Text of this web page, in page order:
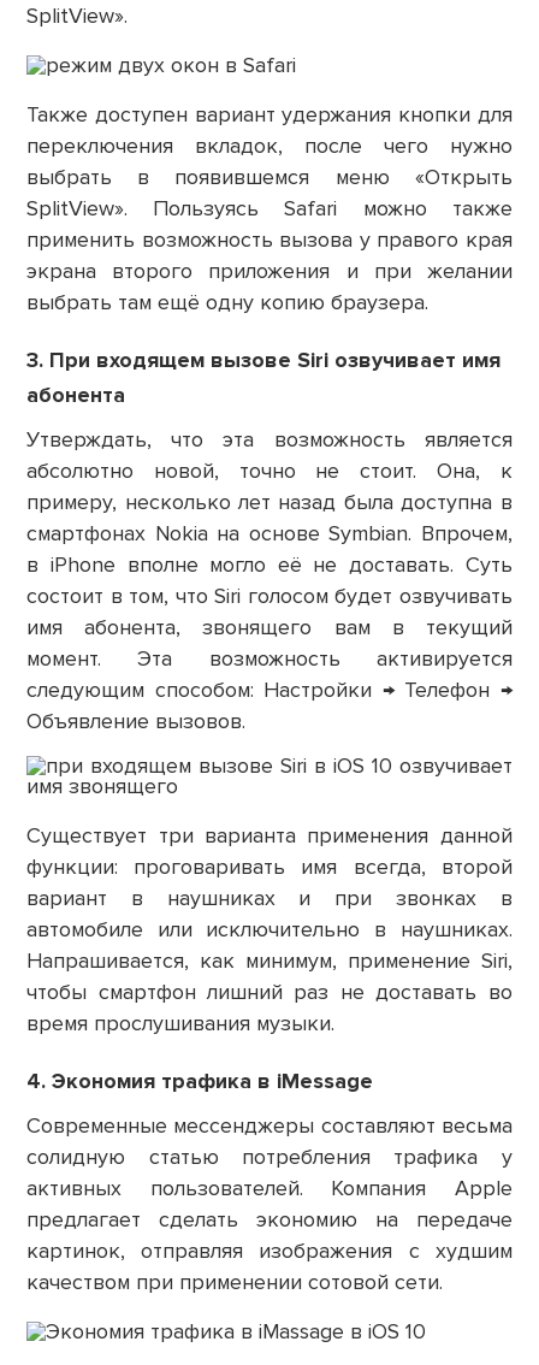
SplitView».
Также доступен вариант удержания кнопки для
переключения вкладок, после чего нужно
выбрать в появившемся меню «Открыть
SplitView». Пользуясь Safari можно также
применить возможность вызова у правого края
экрана второго приложения и при желании
выбрать там ещё одну копию браузера.
3. При входящем вызове Siri озвучивает имя
абонента
Утверждать, что эта возможность является
абсолютно новой, точно не стоит. Она, к
примеру, несколько лет назад была доступна в
смартфонах Nokia на основе Symbian. Впрочем,
в iPhone вполне могло её не доставать. Суть
состоит в том, что Siri голосом будет озвучивать
имя абонента, звонящего вам в текущий
момент. Эта возможность активируется
следующим способом: Настройки → Телефон →
Объявление вызовов.
Существует три варианта применения данной
функции: проговаривать имя всегда, второй
вариант в наушниках и при звонках в
автомобиле или исключительно в наушниках.
Напрашивается, как минимум, применение Siri,
чтобы смартфон лишний раз не доставать во
время прослушивания музыки.
4. Экономия трафика в iMessage
Современные мессенджеры составляют весьма
солидную статью потребления трафика у
активных пользователей. Компания Apple
предлагает сделать экономию на передаче
картинок, отправляя изображения с худшим
качеством при применении сотовой сети.